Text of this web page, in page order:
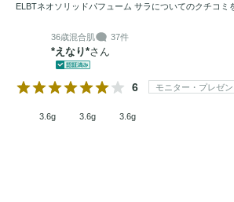
ELBTネオソリッドパフューム サラについてのクチコミ
36歳混合肌 37件
*えなり*さん
6 モニター・プレゼン
3.6g 3.6g 3.6g